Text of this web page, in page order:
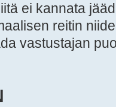
ei kannata
reitin
vastustajan